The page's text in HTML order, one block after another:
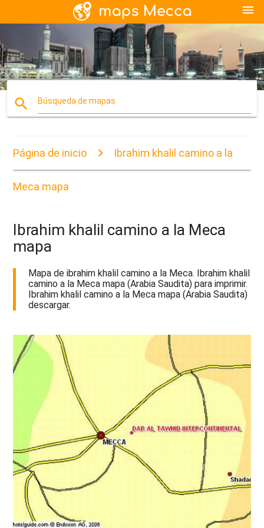
menu
search Búsqueda de mapas
Página de inicio Ibrahim khalil camino a la
Meca mapa
Ibrahim khalil camino a la Meca
mapa
Mapa de ibrahim khalil camino a la Meca. Ibrahim khalil
camino a la Meca mapa (Arabia Saudita) para imprimir.
Ibrahim khalil camino a la Meca mapa (Arabia Saudita)
descargar.